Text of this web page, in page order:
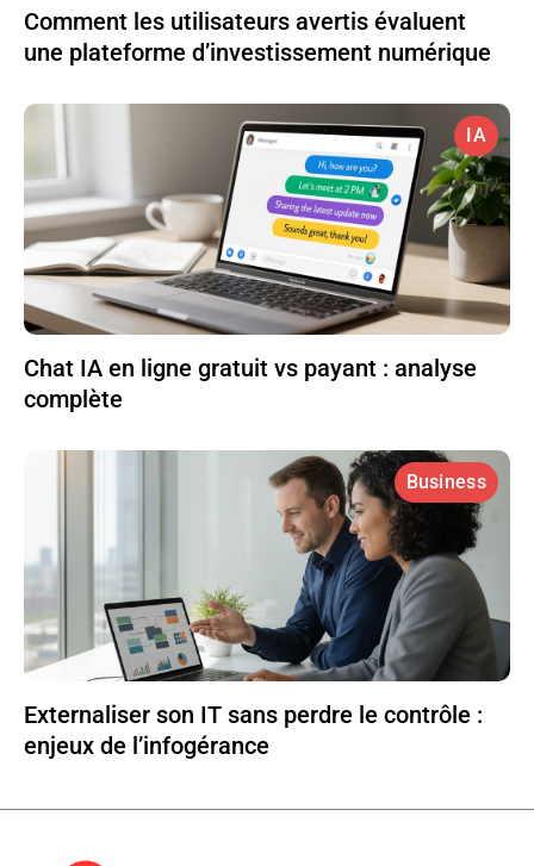
Comment les utilisateurs avertis évaluent
une plateforme d’investissement numérique
IA
Chat IA en ligne gratuit vs payant : analyse
complète
Business
Externaliser son IT sans perdre le contrôle :
enjeux de l’infogérance